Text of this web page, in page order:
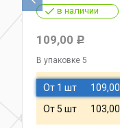
в наличии
109,00 Р
В упаковке 5
От 1 шт 109,00
От 5 шт 103,00